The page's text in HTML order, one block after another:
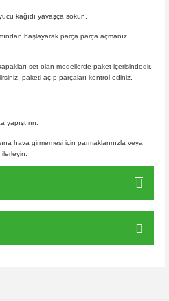
kağıdı yavaşça sökün.
başlayarak parça parça açmanız
set olan modellerde paket içerisindedir,
paketi açıp parçaları kontrol ediniz.
hava girmemesi için parmaklarınızla veya